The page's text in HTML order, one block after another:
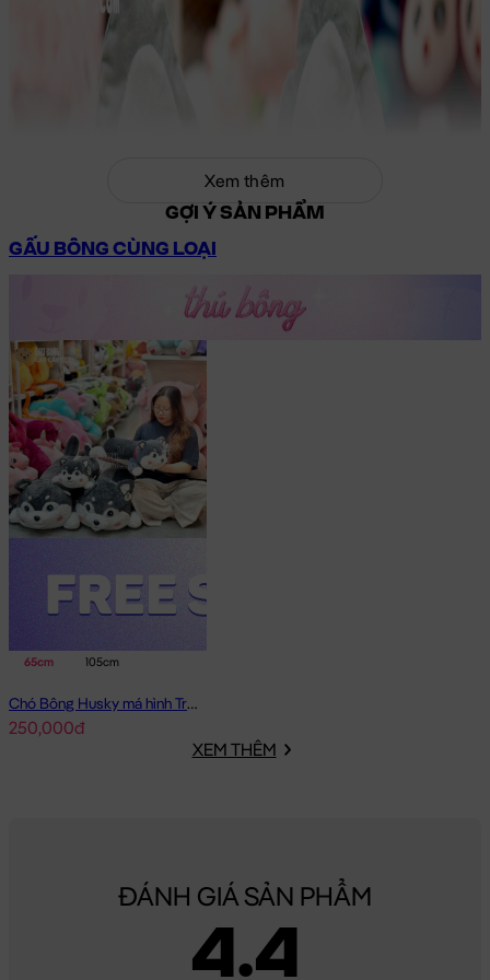
Xem thêm
GỢI Ý SẢN PHẨM
GẤU BÔNG CÙNG LOẠI
65cm 105cm
Chó Bông Husky má hình Trái Tim
250,000đ
XEM THÊM
ĐÁNH GIÁ SẢN PHẨM
4.4